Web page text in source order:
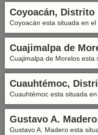
Coyoacán, Distrito
Coyoacán esta situada en
Cuajimalpa de
Cuajimalpa de Morelos esta
Cuauhtémoc,
Cuauhtémoc esta situada
Gustavo A.
Gustavo A. Madero esta